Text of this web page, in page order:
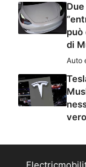
può
di
Auto